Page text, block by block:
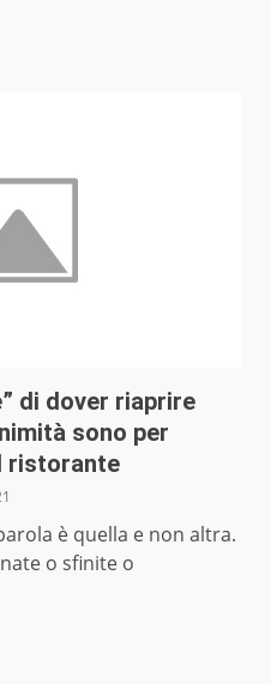
di dover riaprire
sono per
ristorante
è quella e non altra.
o sfinite o